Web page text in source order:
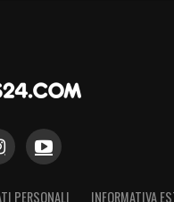
PERSONALI INFORMATIVA